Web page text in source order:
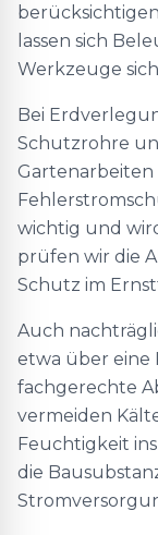
lassen sich
Werkzeuge
Bei
Schutzrohre
wichtig und
prüfen wir die
Schutz im
Auch
etwa über eine
fachgerechte
vermeiden
Feuchtigkeit
die